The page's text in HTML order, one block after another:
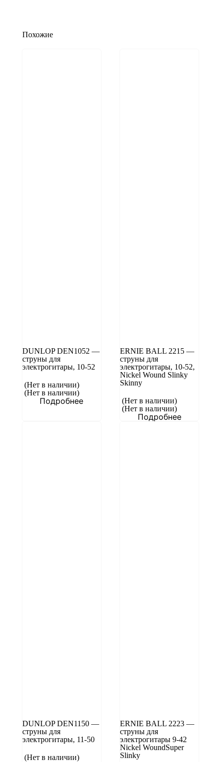
Похожие
DUNLOP DEN1052 —
струны для
электрогитары, 10-52
(Нет в наличии)
(Нет в наличии)
Подробнее
ERNIE BALL 2215 —
струны для
электрогитары, 10-52,
Nickel Wound Slinky
Skinny
(Нет в наличии)
(Нет в наличии)
Подробнее
DUNLOP DEN1150 —
струны для
электрогитары, 11-50
(Нет в наличии)
ERNIE BALL 2223 —
струны для
электрогитары 9-42
Nickel WoundSuper
Slinky